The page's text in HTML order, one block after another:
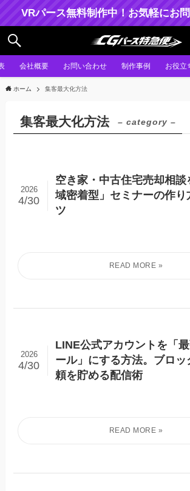
VRパース無料制作中！お気軽にお問
会社概要 お問い合わせ 制作事例 お役立
ホーム 集客最大化方法
集客最大化方法 – category –
空き家・中古住宅売却相談
域密着型」セミナーの作り
ツ
2026
4/30
LINE公式アカウントを「
ール」にする方法。ブロッ
頼を貯める配信術
2026
4/30